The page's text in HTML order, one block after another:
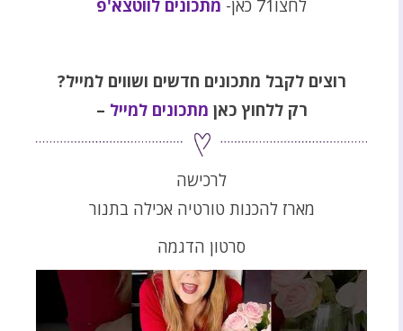
לחצו71 כאן- מתכונים לווטצא'פ
רוצים לקבל מתכונים חדשים ושווים למייל?
רק ללחוץ כאן
– מתכונים למייל
לרכישה
מארז להכנות טורטיה אכילה בתנור
סרטון הדגמה